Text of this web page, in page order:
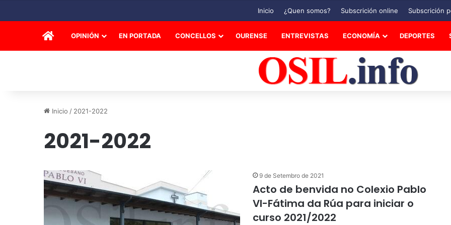
Inicio ¿Quen somos? Subscrición online Subscrición
INICIOOPINIÓN EN PORTADA CONCELLOS OURENSE ENTREVISTAS ECONOMÍA DEPORTES
Inicio / 2021-2022
2021-2022
9 de Setembro de 2021
Acto de benvida no Colexio Pablo
VI-Fátima da Rúa para iniciar o
curso 2021/2022